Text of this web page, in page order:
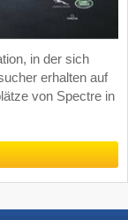
in der sich
erhalten auf
von Spectre in